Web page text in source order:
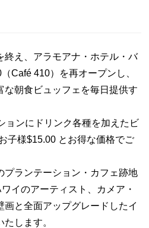
終え、アラモアナ・ホテル・バ
Café 410）を再オープンし、
な朝食ビュッフェを毎日提供す
ョンにドリンク各種を加えたビ
子様$15.00 とお得な価格でご
プランテーション・カフェ跡地
イのアーティスト、カメア・
と全面アップグレードしたイ
します。